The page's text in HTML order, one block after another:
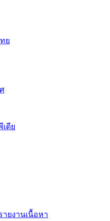
ย
ดีย
ยงานเนื้อหา